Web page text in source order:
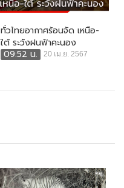
ทั่วไทยอากาศร้อนจัด เหนือ-
ใต้ ระวังฝนฟ้าคะนอง
09:52 น.
20 เม.ย. 2567